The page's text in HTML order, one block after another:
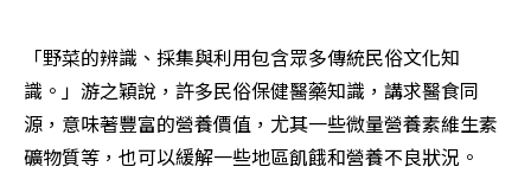
「野菜的辨識、採集與利用包含眾多傳統民俗文化知
識。」游之穎說，許多民俗保健醫藥知識，講求醫食同
源，意味著豐富的營養價值，尤其一些微量營養素維生素
礦物質等，也可以緩解一些地區飢餓和營養不良狀況。